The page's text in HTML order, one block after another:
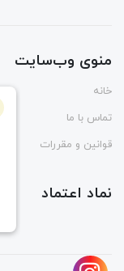
منوی وب‌سایت
خانه
تماس با ما
قوانین و مقررات
نماد اعتماد